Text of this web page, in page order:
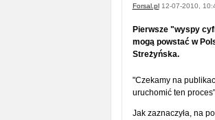
Forsal.pl12-07-2010,
Pierwsze "wyspy
mogą powstać w
Streżyńska.
"Czekamy na
uruchomić ten
Jak zaznaczyła, na